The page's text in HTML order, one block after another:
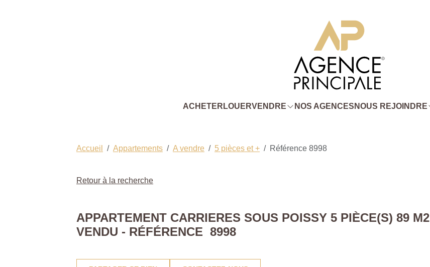
ACHETER LOUERVENDRE NOS AGENCES NOUS REJOINDRE
Accueil Appartements A vendre 5 pièces et + Référence 8998
Retour à la recherche
APPARTEMENT CARRIERES SOUS POISSY 5 PIÈCE(S) 89 M2
VENDU - RÉFÉRENCE 8998